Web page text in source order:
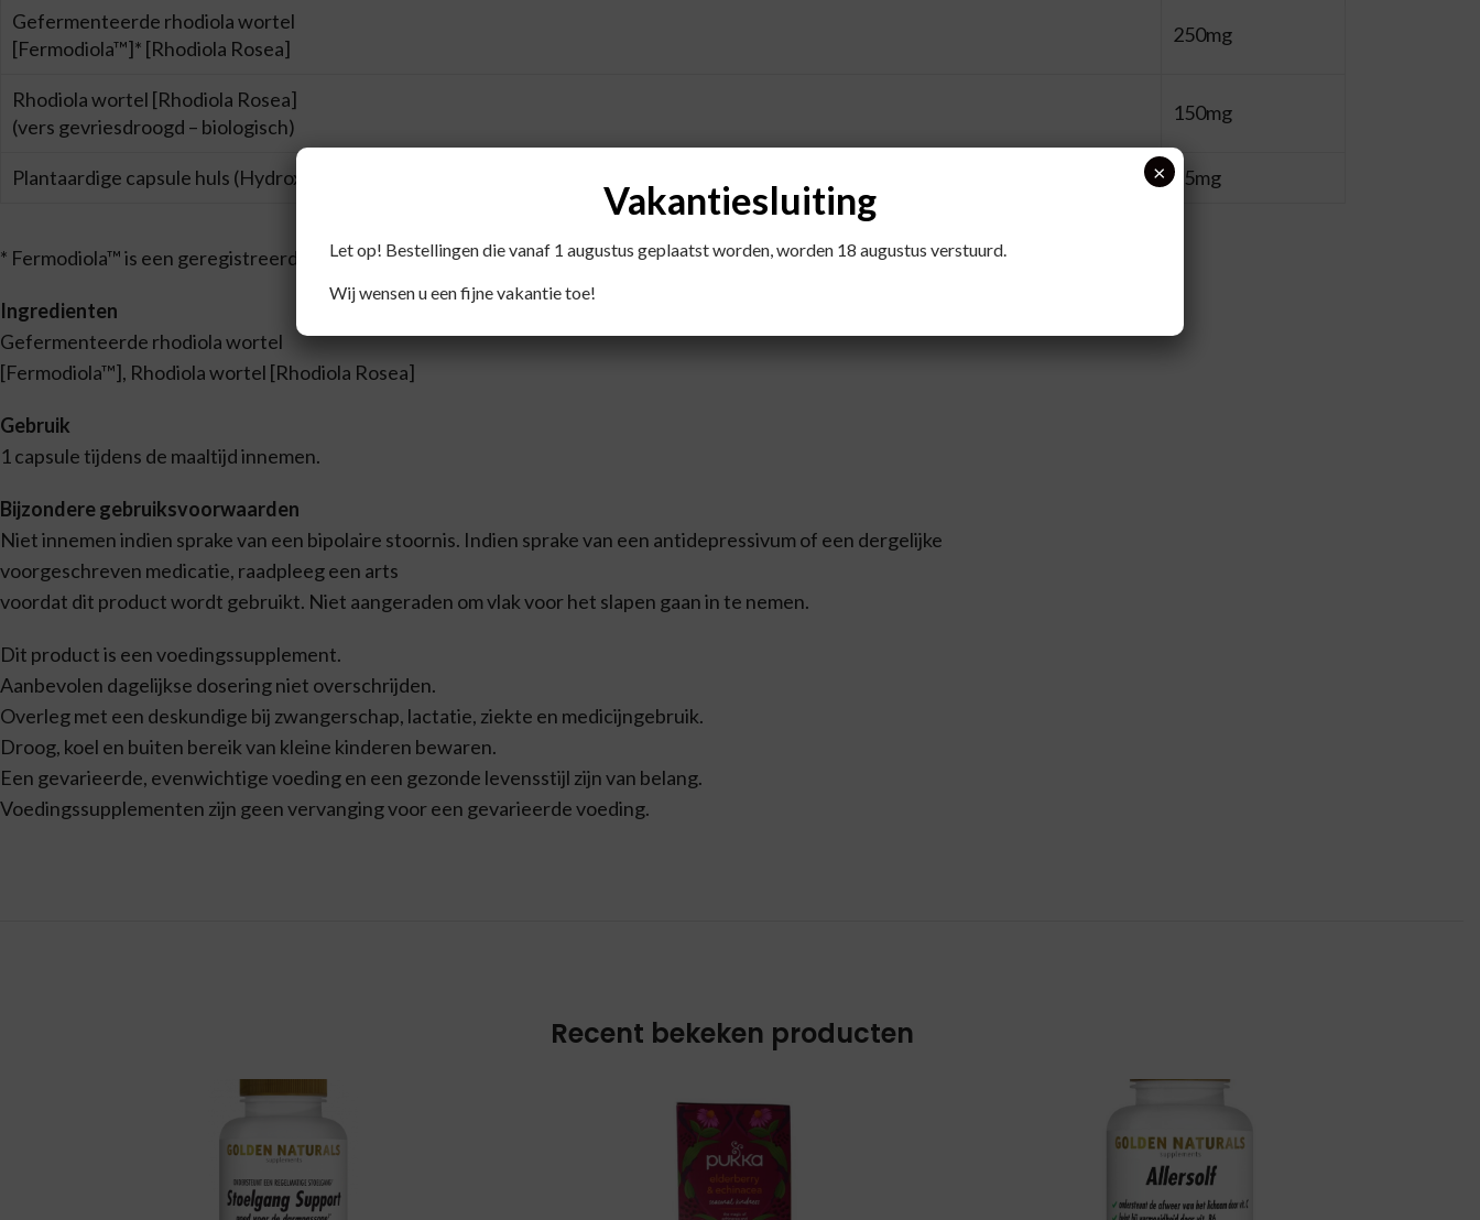
Gefermenteerde rhodiola wortel
[Fermodiola™]* [Rhodiola Rosea]
250mg
Rhodiola wortel [Rhodiola Rosea]
(vers gevriesdroogd – biologisch)
150mg
Plantaardige capsule huls (Hydroxypropyl methylcellulose) 95mg
* Fermodiola™ is een geregistreerd handelsmerk van Fermedics BV.
Ingredienten
Gefermenteerde rhodiola wortel
[Fermodiola™], Rhodiola wortel [Rhodiola Rosea]
Gebruik
1 capsule tijdens de maaltijd innemen.
Bijzondere gebruiksvoorwaarden
Niet innemen indien sprake van een bipolaire stoornis. Indien sprake van een antidepressivum of een dergelijke
voorgeschreven medicatie, raadpleeg een arts
voordat dit product wordt gebruikt. Niet aangeraden om vlak voor het slapen gaan in te nemen.
Dit product is een voedingssupplement.
Aanbevolen dagelijkse dosering niet overschrijden.
Overleg met een deskundige bij zwangerschap, lactatie, ziekte en medicijngebruik.
Droog, koel en buiten bereik van kleine kinderen bewaren.
Een gevarieerde, evenwichtige voeding en een gezonde levensstijl zijn van belang.
Voedingssupplementen zijn geen vervanging voor een gevarieerde voeding.
Recent bekeken producten
Vakantiesluiting
Let op! Bestellingen die vanaf 1 augustus geplaatst worden, worden 18 augustus verstuurd.
Wij wensen u een fijne vakantie toe!
×